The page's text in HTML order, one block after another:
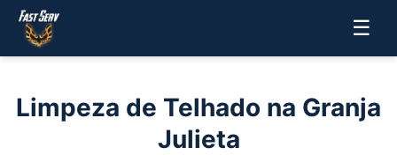
☰
Limpeza de Telhado na Granja
Julieta